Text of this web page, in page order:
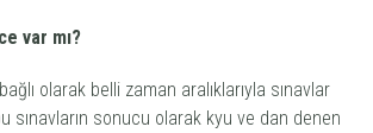
var mı?
olarak belli zaman aralıklarıyla sınavlar
sınavların sonucu olarak kyu ve dan denen